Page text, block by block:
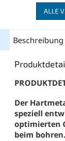
ALLE
Beschreibung
Der
speziell
optimierten
beim bohren.